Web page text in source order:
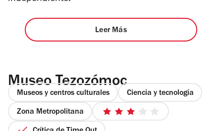
Leer Más
Museo Tezozómoc
Museos y centros culturales Ciencia y tecnología
Zona Metropolitana
3